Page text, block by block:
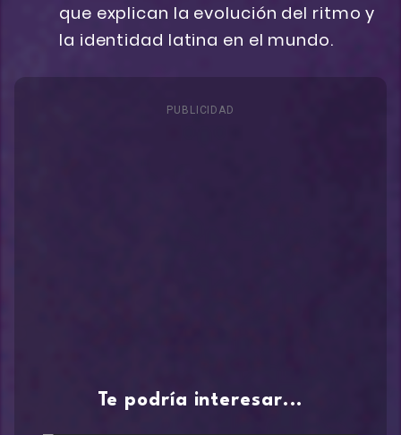
que explican la evolución del ritmo y
la identidad latina en el mundo.
PUBLICIDAD
Te podría interesar...